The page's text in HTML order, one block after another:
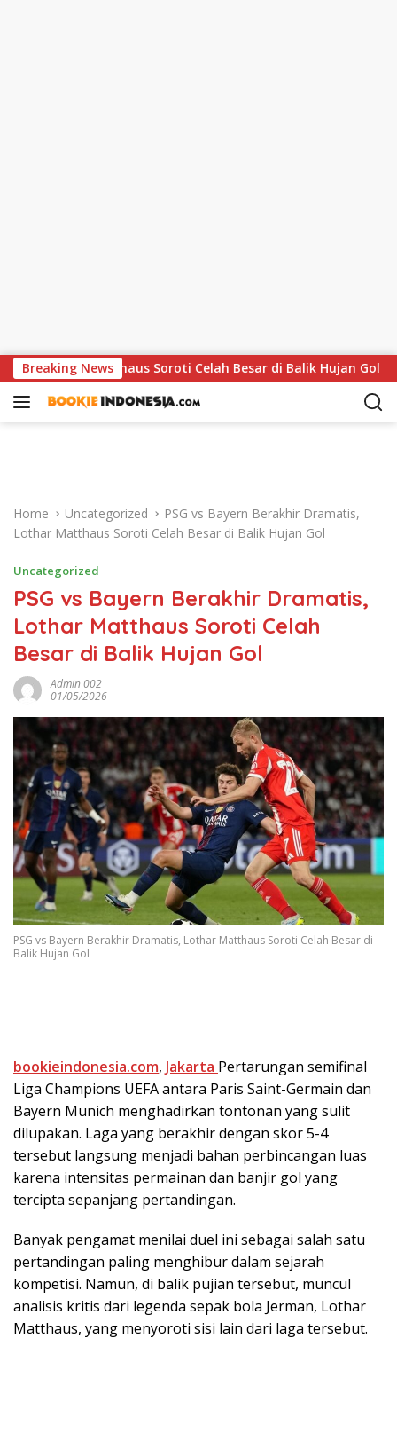
k
Breaking News
Matthaus Soroti Celah Besar di Balik Hujan Gol
Home Uncategorized
PSG vs Bayern Berakhir Dramatis,
Lothar Matthaus Soroti Celah Besar di Balik Hujan Gol
Uncategorized
PSG vs Bayern Berakhir Dramatis,
Lothar Matthaus Soroti Celah
Besar di Balik Hujan Gol
Admin 002
01/05/2026
PSG vs Bayern Berakhir Dramatis, Lothar Matthaus Soroti Celah Besar di
Balik Hujan Gol
bookieindonesia.com, Jakarta Pertarungan semifinal
Liga Champions UEFA antara Paris Saint-Germain dan
Bayern Munich menghadirkan tontonan yang sulit
dilupakan. Laga yang berakhir dengan skor 5-4
tersebut langsung menjadi bahan perbincangan luas
karena intensitas permainan dan banjir gol yang
tercipta sepanjang pertandingan.
Banyak pengamat menilai duel ini sebagai salah satu
pertandingan paling menghibur dalam sejarah
kompetisi. Namun, di balik pujian tersebut, muncul
analisis kritis dari legenda sepak bola Jerman, Lothar
Matthaus, yang menyoroti sisi lain dari laga tersebut.